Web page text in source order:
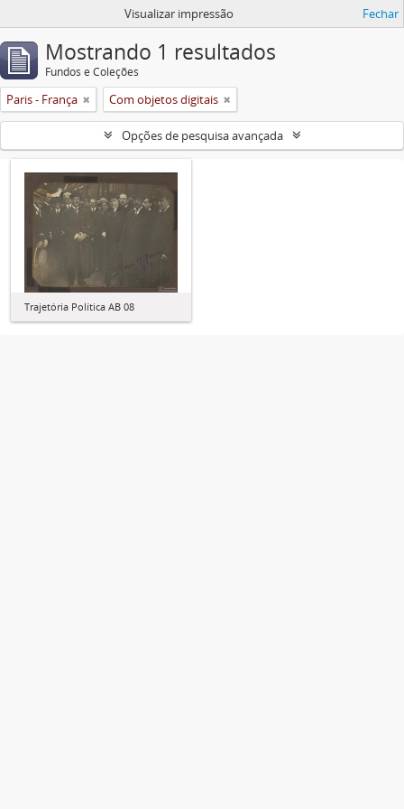
Visualizar impressão Fechar
Mostrando 1 resultados
Fundos e Coleções
Paris - França Com objetos digitais
Opções de pesquisa avançada
Trajetória Política AB 08